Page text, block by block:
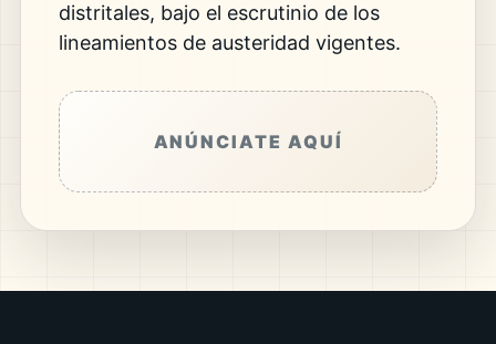
distritales, bajo el escrutinio de los
lineamientos de austeridad vigentes.
ANÚNCIATE AQUÍ